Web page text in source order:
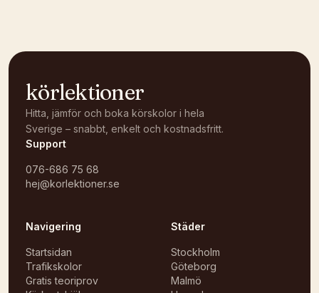
körlektioner
Hitta, jämför och boka körskolor i hela
Sverige – snabbt, enkelt och kostnadsfritt.
Support
076-686 75 68
hej@korlektioner.se
Navigering
Startsidan
Trafikskolor
Gratis teoriprov
Städer
Stockholm
Göteborg
Malmö